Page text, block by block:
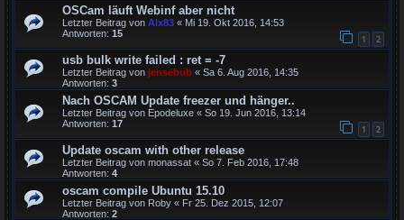
OSCam läuft Webinf aber nicht
Letzter Beitrag von Alx83 « Mi 19. Okt 2016, 14:53
Antworten: 15 1 2
usb bulk write failed : ret = -7
Letzter Beitrag von jensebub « Sa 6. Aug 2016, 14:35
Antworten: 3
Nach OSCAM Update freezer und hänger..
Letzter Beitrag von Epodeluxe « So 19. Jun 2016, 13:14
Antworten: 17 1 2
Update oscam with other release
Letzter Beitrag von monassat « So 7. Feb 2016, 17:48
Antworten: 4
oscam compile Ubuntu 15.10
Letzter Beitrag von Roby « Fr 25. Dez 2015, 12:07
Antworten: 2